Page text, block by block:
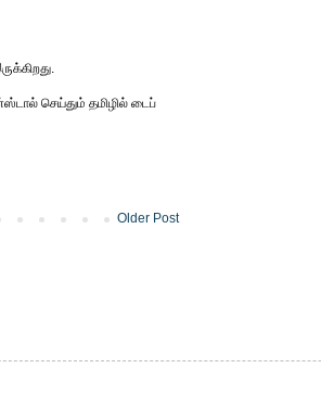
செய்தும் தமிழில் டைப்
Older Post